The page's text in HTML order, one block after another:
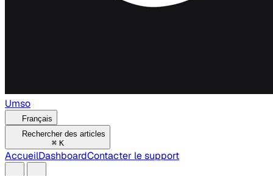
Umso
Français
Rechercher des articles
⌘ K
AccueilDashboardContacter le support